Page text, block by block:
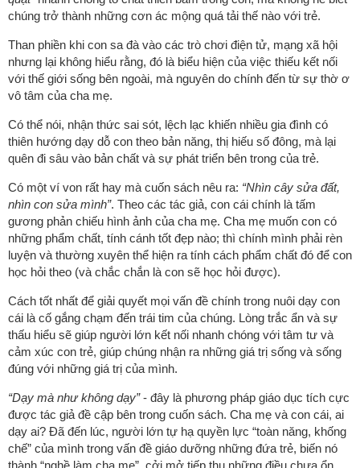
chúng trở thành những cơn ác mộng quá tải thế nào với trẻ.
Than phiền khi con sa đà vào các trò chơi điện tử, mạng xã hội
nhưng lại không hiểu rằng, đó là biểu hiện của việc thiếu kết nối
với thế giới sống bên ngoài, mà nguyên do chính đến từ sự thờ ơ
vô tâm của cha mẹ.
Có thể nói, nhận thức sai sót, lệch lạc khiến nhiều gia đình có
thiên hướng dạy dỗ con theo bản năng, thị hiếu số đông, mà lại
quên đi sâu vào bản chất và sự phát triển bên trong của trẻ.
Có một ví von rất hay mà cuốn sách nêu ra: “Nhìn cây sửa đất,
nhìn con sửa mình”. Theo các tác giả, con cái chính là tấm
gương phản chiếu hình ảnh của cha mẹ. Cha mẹ muốn con có
những phẩm chất, tính cánh tốt đẹp nào; thì chính mình phải rèn
luyện và thường xuyên thể hiện ra tính cách phẩm chất đó để con
học hỏi theo (và chắc chắn là con sẽ học hỏi được).
Cách tốt nhất để giải quyết mọi vấn đề chính trong nuôi dạy con
cái là cố gắng chạm đến trái tim của chúng. Lòng trắc ẩn và sự
thấu hiểu sẽ giúp người lớn kết nối nhanh chóng với tâm tư và
cảm xúc con trẻ, giúp chúng nhận ra những giá trị sống và sống
đúng với những giá trị của mình.
“Dạy mà như không dạy”- đây là phương pháp giáo dục tích cực
được tác giả đề cập bên trong cuốn sách. Cha mẹ và con cái, ai
dạy ai? Đã đến lúc, người lớn tự hạ quyền lực “toàn năng, khống
chế” của mình trong vấn đề giáo dưỡng những đứa trẻ, biến nó
thành “nghề làm cha mẹ”, cởi mở tiếp thu những điều chưa ổn